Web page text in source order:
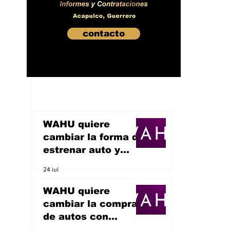
WAHU quiere
cambiar la forma de
estrenar auto y
unicornio
24 jul
WAHU quiere
cambiar la compra
de autos con
contacto